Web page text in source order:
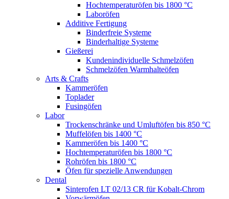
Hochtemperaturöfen bis 1800 °C
Laboröfen
Additive Fertigung
Binderfreie Systeme
Binderhaltige Systeme
Gießerei
Kundenindividuelle Schmelzöfen
Schmelzöfen Warmhalteöfen
Arts & Crafts
Kammeröfen
Toplader
Fusingöfen
Labor
Trockenschränke und Umluftöfen bis 850 °C
Muffelöfen bis 1400 °C
Kammeröfen bis 1400 °C
Hochtemperaturöfen bis 1800 °C
Rohröfen bis 1800 °C
Öfen für spezielle Anwendungen
Dental
Sinterofen LT 02/13 CR für Kobalt-Chrom